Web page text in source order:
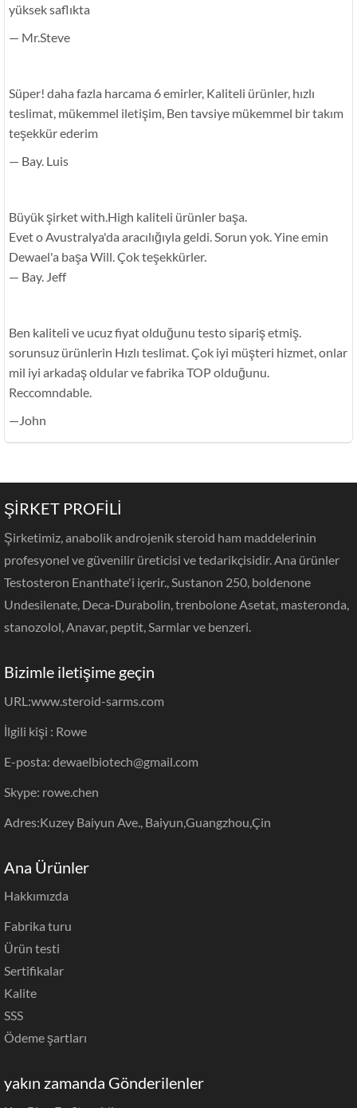
yüksek saflıkta
— Mr.Steve
Süper! daha fazla harcama 6 emirler, Kaliteli ürünler, hızlı
teslimat, mükemmel iletişim, Ben tavsiye mükemmel bir takım
teşekkür ederim
— Bay. Luis
Büyük şirket with.High kaliteli ürünler başa.
Evet o Avustralya'da aracılığıyla geldi. Sorun yok. Yine emin
Dewael'a başa Will. Çok teşekkürler.
— Bay. Jeff
Ben kaliteli ve ucuz fiyat olduğunu testo sipariş etmiş.
sorunsuz ürünlerin Hızlı teslimat. Çok iyi müşteri hizmet, onlar
mil iyi arkadaş oldular ve fabrika TOP olduğunu.
Reccomndable.
—John
ŞİRKET PROFİLİ
Şirketimiz, anabolik androjenik steroid ham maddelerinin
profesyonel ve güvenilir üreticisi ve tedarikçisidir. Ana ürünler
Testosteron Enanthate'i içerir., Sustanon 250, boldenone
Undesilenate, Deca-Durabolin, trenbolone Asetat, masteronda,
stanozolol, Anavar, peptit, Sarmlar ve benzeri.
Bizimle iletişime geçin
URL:www.steroid-sarms.com
İlgili kişi : Rowe
E-posta: dewaelbiotech@gmail.com
Skype: rowe.chen
Adres:Kuzey Baiyun Ave., Baiyun,Guangzhou,Çin
Ana Ürünler
Hakkımızda
Fabrika turu
Ürün testi
Sertifikalar
Kalite
SSS
Ödeme şartları
yakın zamanda Gönderilenler